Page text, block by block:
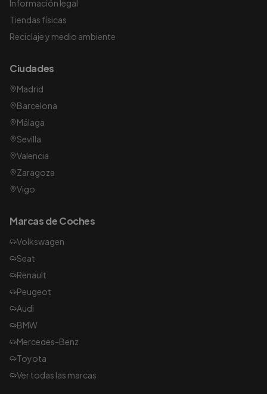
Información legal
Tiendas físicas
Reciclaje y medio ambiente
Ciudades
Madrid
Barcelona
Málaga
Sevilla
Valencia
Zaragoza
Vigo
Marcas de Coches
Volkswagen
Seat
Renault
Peugeot
Audi
BMW
Mercedes-Benz
Toyota
Ver todas las marcas